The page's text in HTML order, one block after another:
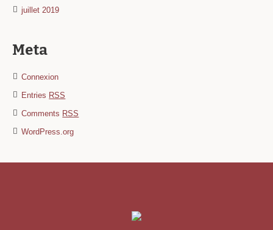
juillet 2019
Meta
Connexion
Entries RSS
Comments RSS
WordPress.org